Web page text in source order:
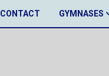
CONTACT GYMNASES